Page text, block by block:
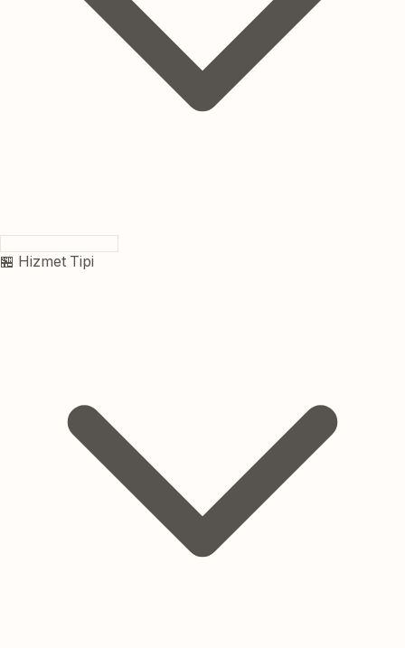
🏪 Hizmet Tipi